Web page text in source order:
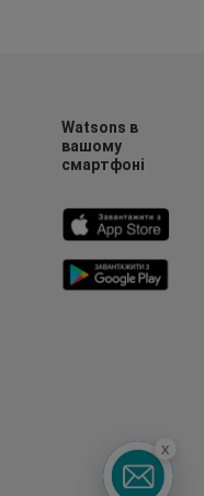
Watsons в
вашому
смартфоні
x